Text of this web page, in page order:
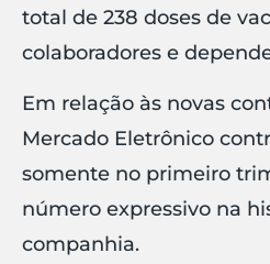
total de 238 doses de
colaboradores e
Em relação às novas
Mercado Eletrônico
somente no primeiro
número expressivo na
companhia.